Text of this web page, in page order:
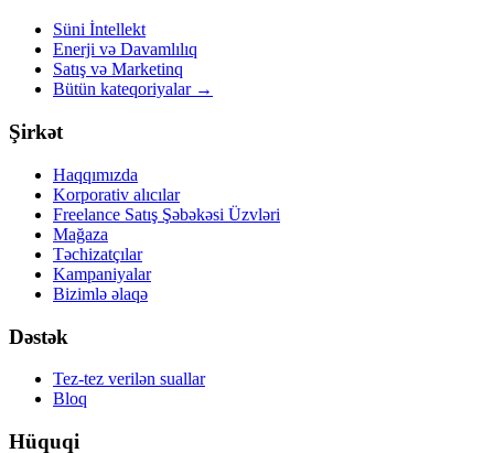
Süni İntellekt
Enerji və Davamlılıq
Satış və Marketinq
Bütün kateqoriyalar→
Şirkət
Haqqımızda
Korporativ alıcılar
Freelance Satış Şəbəkəsi Üzvləri
Mağaza
Təchizatçılar
Kampaniyalar
Bizimlə əlaqə
Dəstək
Tez-tez verilən suallar
Bloq
Hüquqi